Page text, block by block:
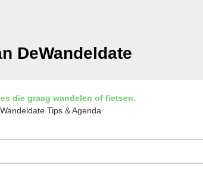
DeWandeldate
die graag wandelen of fietsen.
Tips & Agenda